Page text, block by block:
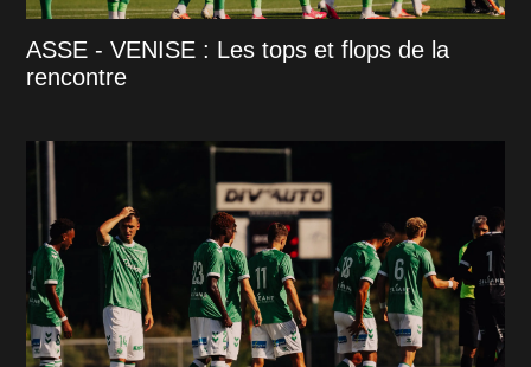
ASSE - VENISE : Les tops et flops de la
rencontre